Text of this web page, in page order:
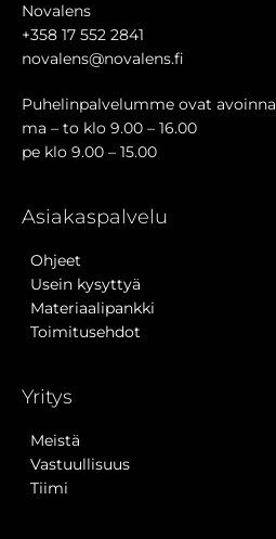
Novalens
+358 17 552 2841
novalens@novalens.fi
Puhelinpalvelumme ovat avoinna
ma – to klo 9.00 – 16.00
pe klo 9.00 – 15.00
Asiakaspalvelu
Ohjeet
Usein kysyttyä
Materiaalipankki
Toimitusehdot
Yritys
Meistä
Vastuullisuus
Tiimi